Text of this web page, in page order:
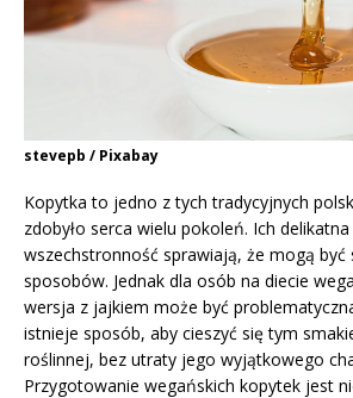
stevepb / Pixabay
Kopytka to jedno z tych tradycyjnych
zdobyło serca wielu pokoleń. Ich
wszechstronność sprawiają, że mogą być
sposobów. Jednak dla osób na diecie
wersja z jajkiem może być
istnieje sposób, aby cieszyć się tym
roślinnej, bez utraty jego wyjątkowego
Przygotowanie wegańskich kopytek jest